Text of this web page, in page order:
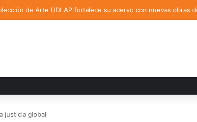
de Arte UDLAP fortalece su acervo con nuevas obras
justicia global